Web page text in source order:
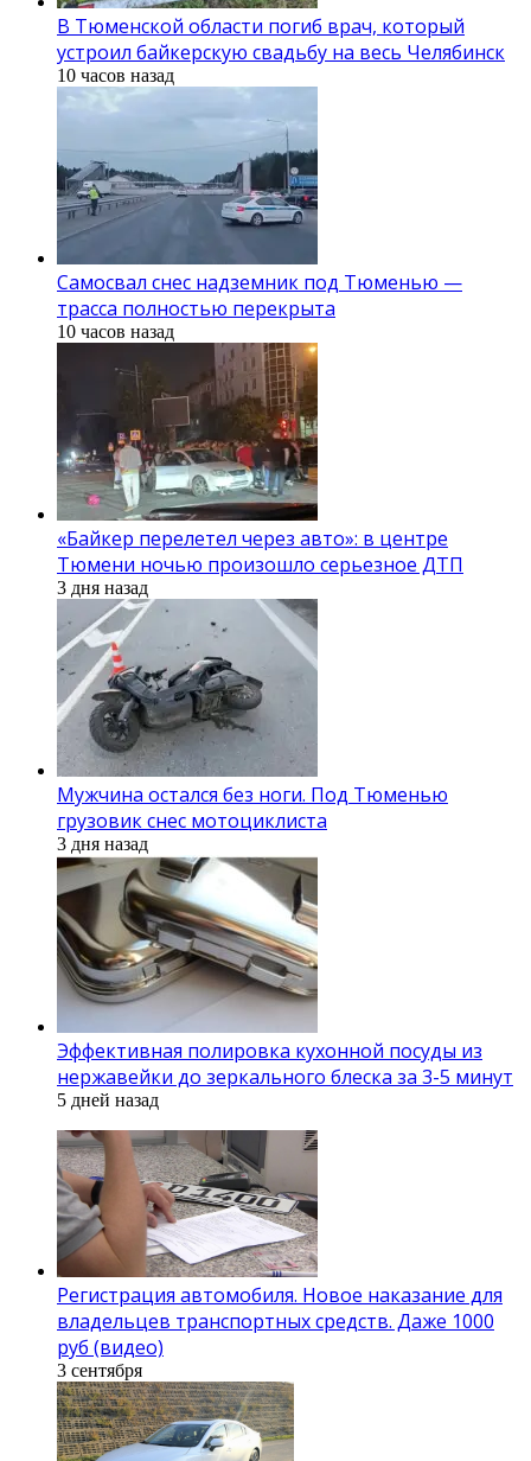
В Тюменской области погиб врач, который
устроил байкерскую свадьбу на весь Челябинск
10 часов назад
Самосвал снес надземник под Тюменью —
трасса полностью перекрыта
10 часов назад
«Байкер перелетел через авто»: в центре
Тюмени ночью произошло серьезное ДТП
3 дня назад
Мужчина остался без ноги. Под Тюменью
грузовик снес мотоциклиста
3 дня назад
Эффективная полировка кухонной посуды из
нержавейки до зеркального блеска за 3-5 минут
5 дней назад
Регистрация автомобиля. Новое наказание для
владельцев транспортных средств. Даже 1000
руб (видео)
3 сентября